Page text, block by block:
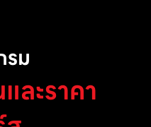
รม
ละราคา